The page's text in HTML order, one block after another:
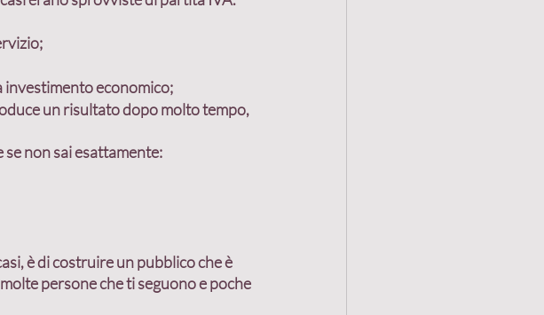
investimento economico;
un risultato dopo molto tempo,
non sai esattamente:
è di costruire un pubblico che è
persone che ti seguono e poche